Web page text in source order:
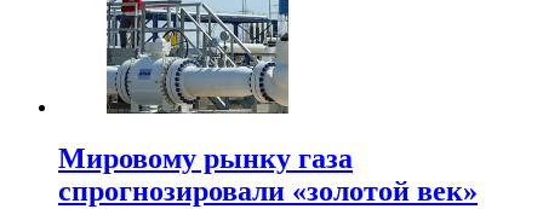
Мировому рынку газа
спрогнозировали «золотой век»